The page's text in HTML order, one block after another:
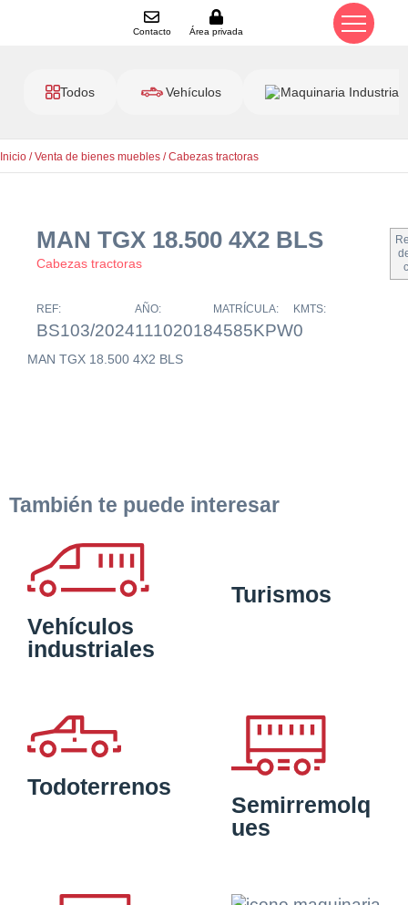
Contacto Área privada
Todos Vehículos Maquinaria Industrial
Inicio /Venta de bienes muebles /Cabezas tractoras
MAN TGX 18.500 4X2 BLS
Cabezas tractoras
REF:
BS103/2024
AÑO:
11102018
MATRÍCULA:
4585KPW
KMTS:
0
MAN TGX 18.500 4X2 BLS
También te puede interesar
Vehículos
industriales
Turismos
Todoterrenos
Semirremolq
ues